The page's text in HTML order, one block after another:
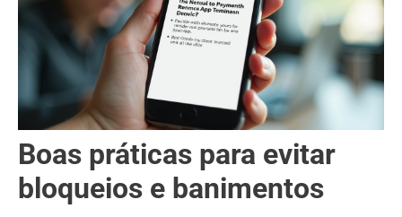
Boas práticas para evitar
bloqueios e banimentos